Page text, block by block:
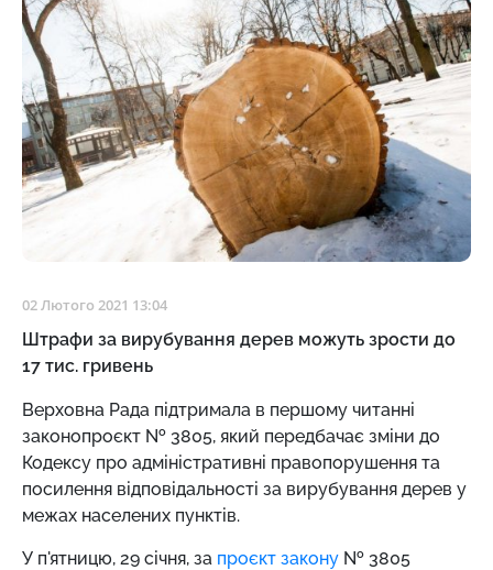
02 Лютого 2021 13:04
Штрафи за вирубування дерев можуть зрости до
17 тис. гривень
Верховна Рада підтримала в першому читанні
законопроєкт № 3805, який передбачає зміни до
Кодексу про адміністративні правопорушення та
посилення відповідальності за вирубування дерев у
межах населених пунктів.
У п'ятницю, 29 січня, за проєкт закону № 3805